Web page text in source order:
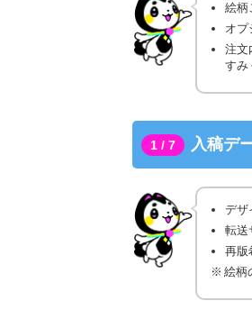
絵柄
オプ
注文
すみ
1 / 7 入稿デ
デザ
転送
再版
絵柄